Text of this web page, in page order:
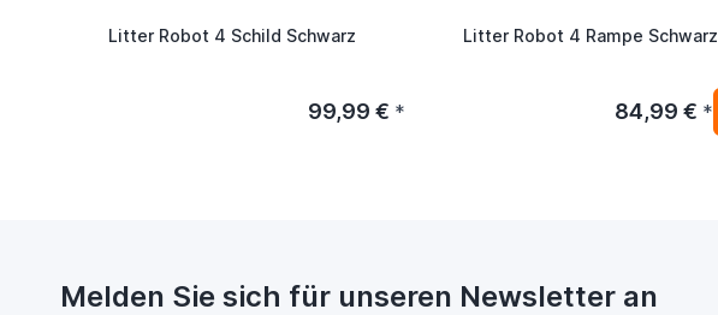
Litter Robot 4 Schild Schwarz
99,99 € *
Litter Robot 4 Rampe Schwarz
84,99 € *
Melden Sie sich für unseren Newsletter an